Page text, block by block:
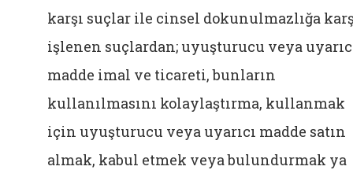
karşı suçlar ile cinsel dokunulmazlığa
işlenen suçlardan; uyuşturucu veya
madde imal ve ticareti, bunların
kullanılmasını kolaylaştırma, kullanmak
için uyuşturucu veya uyarıcı madde satın
almak, kabul etmek veya bulundurmak ya